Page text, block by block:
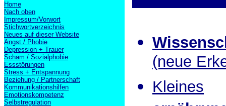
Home
Nach oben
Impressum/Vorwort
Stichwortverzeichnis
Neues auf dieser Website
Angst / Phobie
Depression + Trauer
Scham / Sozialphobie
Essstörungen
Stress + Entspannung
Beziehung / Partnerschaft
Kommunikationshilfen
Emotionskompetenz
Selbstregulation
(neue
Kleines